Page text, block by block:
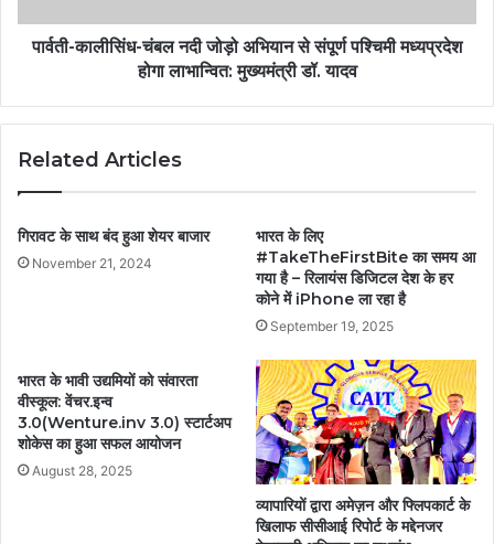
पार्वती-कालीसिंध-चंबल नदी जोड़ो अभियान से संपूर्ण पश्चिमी मध्यप्रदेश
होगा लाभान्वित: मुख्यमंत्री डॉ. यादव
Related Articles
गिरावट के साथ बंद हुआ शेयर बाजार
November 21, 2024
भारत के लिए
#TakeTheFirstBite का समय आ
गया है – रिलायंस डिजिटल देश के हर
कोने में iPhone ला रहा है
September 19, 2025
भारत के भावी उद्यमियों को संवारता
वीस्कूल: वेंचर.इन्व
3.0(Wenture.inv 3.0) स्टार्टअप
शोकेस का हुआ सफल आयोजन
August 28, 2025
व्यापारियों द्वारा अमेज़न और फ्लिपकार्ट के
खिलाफ सीसीआई रिपोर्ट के मद्देनजर